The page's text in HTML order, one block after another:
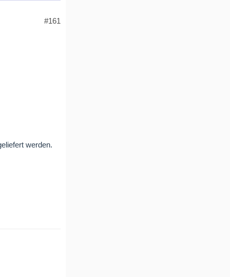
#161
werden.